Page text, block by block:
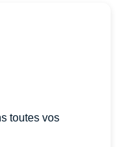
toutes vos